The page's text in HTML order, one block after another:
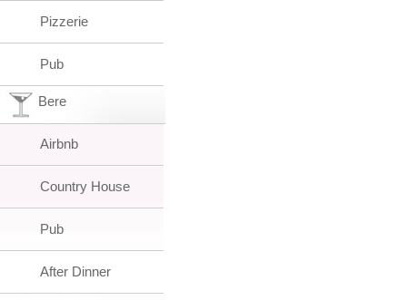
Pizzerie
Pub
Bere
Airbnb
Country House
Pub
After Dinner